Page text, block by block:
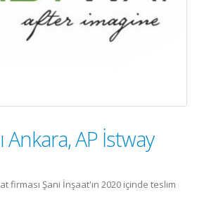
Ankara, AP İstway
firması Şani İnşaat'ın 2020 içinde teslim